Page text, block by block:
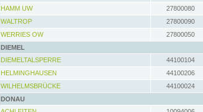
HAMM UW
27800080
WALTROP
27800090
WERRIES OW
27800050
DIEMEL
DIEMELTALSPERRE
44100104
HELMINGHAUSEN
44100206
WILHELMSBRÜCKE
44100024
DONAU